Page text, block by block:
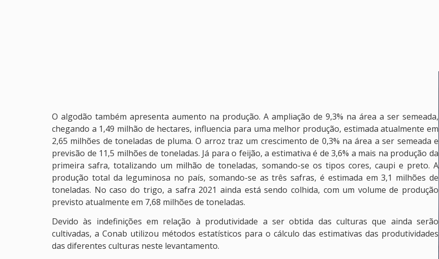
O algodão também apresenta aumento na produção. A ampliação de 9,3% na área a ser semeada,
chegando a 1,49 milhão de hectares, influencia para uma melhor produção, estimada atualmente em
2,65 milhões de toneladas de pluma. O arroz traz um crescimento de 0,3% na área a ser semeada e
previsão de 11,5 milhões de toneladas. Já para o feijão, a estimativa é de 3,6% a mais na produção da
primeira safra, totalizando um milhão de toneladas, somando-se os tipos cores, caupi e preto. A
produção total da leguminosa no país, somando-se as três safras, é estimada em 3,1 milhões de
toneladas. No caso do trigo, a safra 2021 ainda está sendo colhida, com um volume de produção
previsto atualmente em 7,68 milhões de toneladas.
Devido às indefinições em relação à produtividade a ser obtida das culturas que ainda serão
cultivadas, a Conab utilizou métodos estatísticos para o cálculo das estimativas das produtividades
das diferentes culturas neste levantamento.